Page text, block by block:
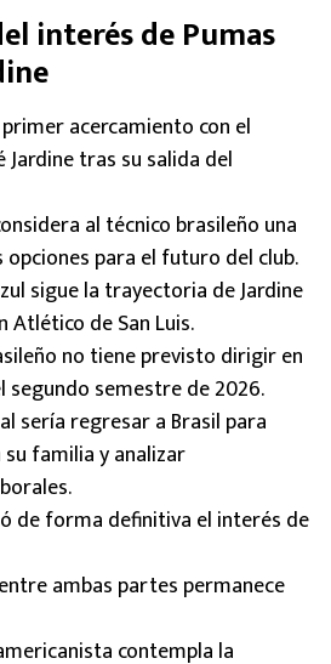
interés de Pumas
acercamiento con el
tras su salida del
al técnico brasileño una
opciones para el futuro del club.
sigue la trayectoria de Jardine
Atlético de San Luis.
no tiene previsto dirigir en
segundo semestre de 2026.
sería regresar a Brasil para
familia y analizar
de forma definitiva el interés de
ambas partes permanece
contempla la